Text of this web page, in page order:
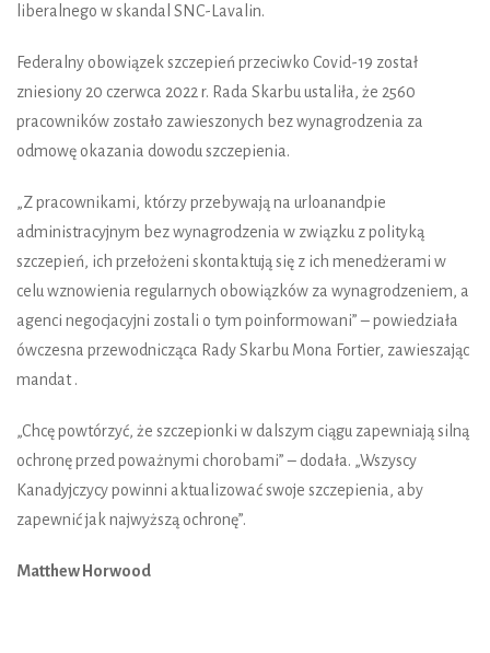
liberalnego w skandal SNC-Lavalin.
Federalny obowiązek szczepień przeciwko Covid-19 został
zniesiony 20 czerwca 2022 r. Rada Skarbu ustaliła, że 2560
pracowników zostało zawieszonych bez wynagrodzenia za
odmowę okazania dowodu szczepienia.
„Z pracownikami, którzy przebywają na urloanandpie
administracyjnym bez wynagrodzenia w związku z polityką
szczepień, ich przełożeni skontaktują się z ich menedżerami w
celu wznowienia regularnych obowiązków za wynagrodzeniem, a
agenci negocjacyjni zostali o tym poinformowani” – powiedziała
ówczesna przewodnicząca Rady Skarbu Mona Fortier, zawieszając
mandat .
„Chcę powtórzyć, że szczepionki w dalszym ciągu zapewniają silną
ochronę przed poważnymi chorobami” – dodała. „Wszyscy
Kanadyjczycy powinni aktualizować swoje szczepienia, aby
zapewnić jak najwyższą ochronę”.
Matthew Horwood